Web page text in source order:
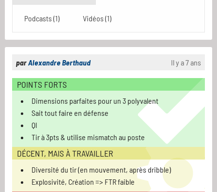
Podcasts (1) Vidéos (1)
parAlexandre Berthaud Il y a 7 ans
POINTS FORTS
Dimensions parfaites pour un 3 polyvalent
Sait tout faire en défense
QI
Tir à 3pts & utilise mismatch au poste
DÉCENT, MAIS À TRAVAILLER
Diversité du tir (en mouvement, après dribble)
Explosivité, Création => FTR faible